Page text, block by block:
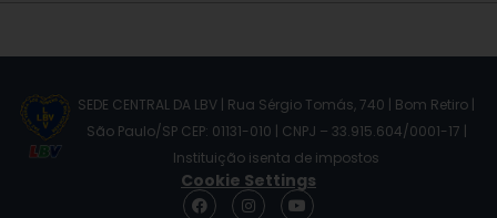
SEDE CENTRAL DA LBV | Rua Sérgio Tomás, 740 | Bom Retiro |
São Paulo/SP CEP: 01131-010 | CNPJ – 33.915.604/0001-17 |
Instituição isenta de impostos
Cookie Settings
F
I
Y